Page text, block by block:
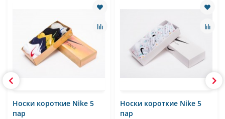
Носки короткие Nike 5
пар
Носки короткие Nike 5
пар